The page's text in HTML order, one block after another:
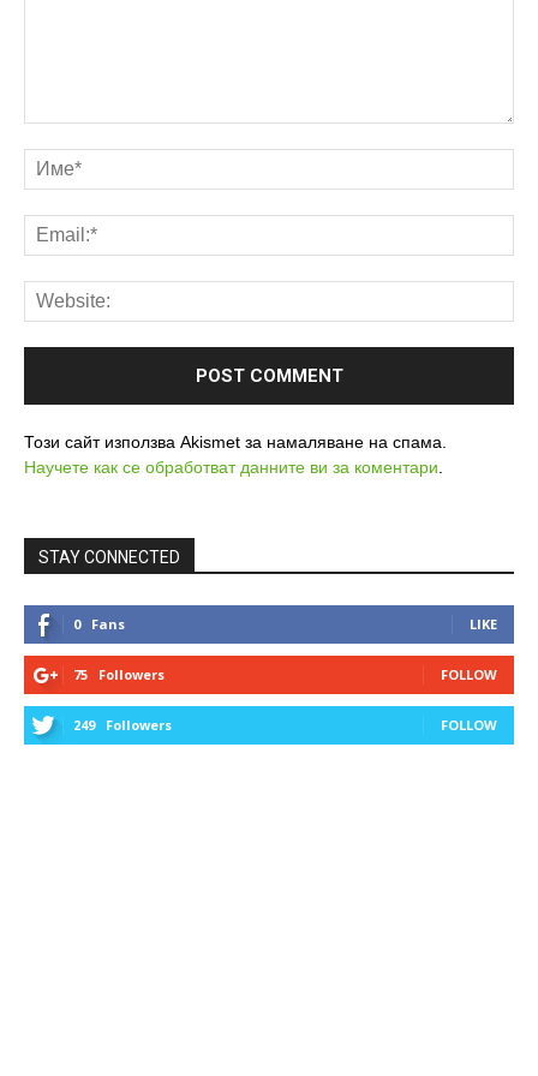
Този сайт използва Akismet за намаляване на спама.
Научете как се обработват данните ви за коментари
STAY CONNECTED
0 Fans LIKE
75 Followers FOLLOW
249 Followers FOLLOW